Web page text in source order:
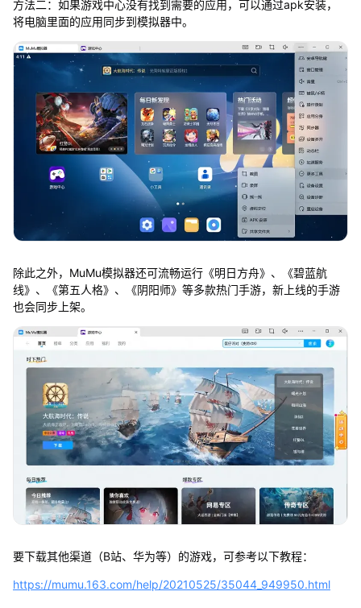
方法二：如果游戏中心没有找到需要的应用，可以通过apk安装，
将电脑里面的应用同步到模拟器中。
除此之外，MuMu模拟器还可流畅运行《明日方舟》、《碧蓝航
线》、《第五人格》、《阴阳师》等多款热门手游，新上线的手游
也会同步上架。
要下载其他渠道（B站、华为等）的游戏，可参考以下教程：
https://mumu.163.com/help/20210525/35044_949950.html